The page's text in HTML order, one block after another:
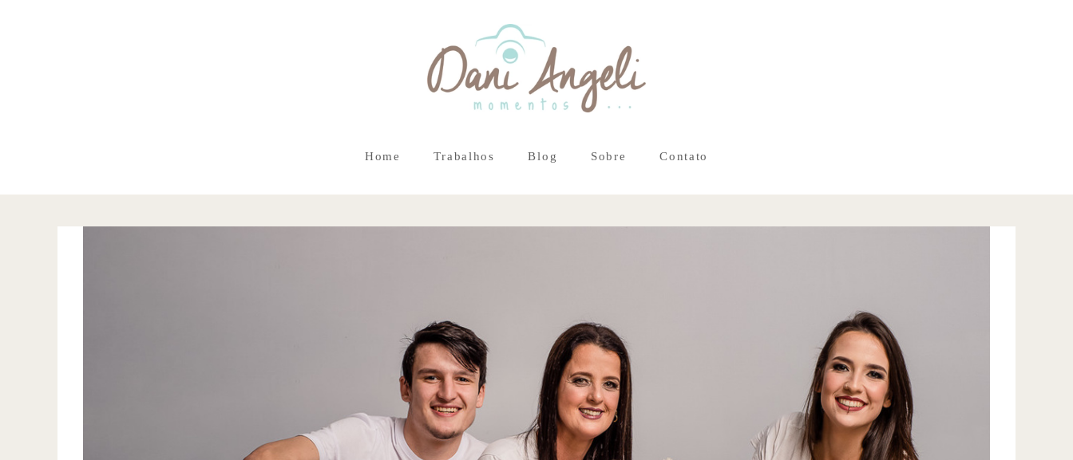
Home Trabalhos Blog Sobre Contato